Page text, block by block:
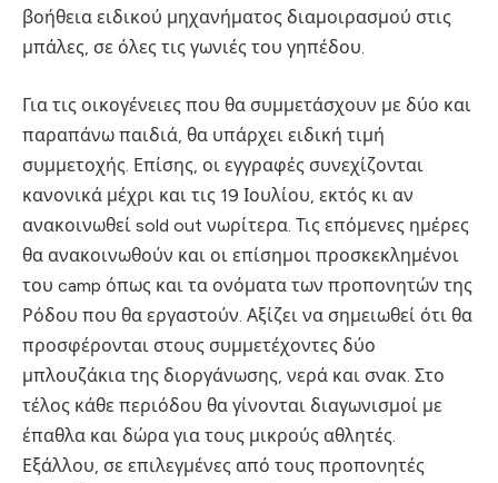
βοήθεια ειδικού μηχανήματος διαμοιρασμού στις
μπάλες, σε όλες τις γωνιές του γηπέδου.
Για τις οικογένειες που θα συμμετάσχουν με δύο και
παραπάνω παιδιά, θα υπάρχει ειδική τιμή
συμμετοχής. Επίσης, οι εγγραφές συνεχίζονται
κανονικά μέχρι και τις 19 Ιουλίου, εκτός κι αν
ανακοινωθεί sold out νωρίτερα. Τις επόμενες ημέρες
θα ανακοινωθούν και οι επίσημοι προσκεκλημένοι
του camp όπως και τα ονόματα των προπονητών της
Ρόδου που θα εργαστούν. Αξίζει να σημειωθεί ότι θα
προσφέρονται στους συμμετέχοντες δύο
μπλουζάκια της διοργάνωσης, νερά και σνακ. Στο
τέλος κάθε περιόδου θα γίνονται διαγωνισμοί με
έπαθλα και δώρα για τους μικρούς αθλητές.
Εξάλλου, σε επιλεγμένες από τους προπονητές